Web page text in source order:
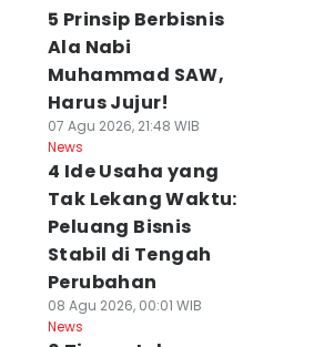
5 Prinsip Berbisnis
Ala Nabi
Muhammad SAW,
Harus Jujur!
07 Agu 2026, 21:48 WIB
News
4 Ide Usaha yang
Tak Lekang Waktu:
Peluang Bisnis
Stabil di Tengah
Perubahan
08 Agu 2026, 00:01 WIB
News